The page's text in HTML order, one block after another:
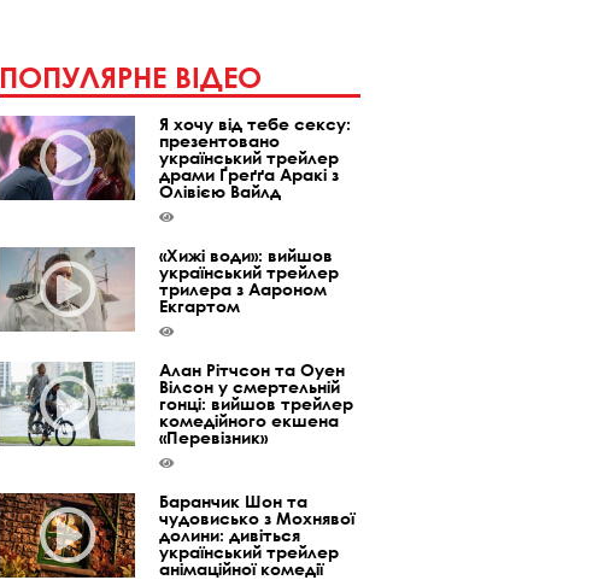
ПОПУЛЯРНЕ ВІДЕО
Я хочу від тебе сексу:
презентовано
український трейлер
драми Ґреґґа Аракі з
Олівією Вайлд
«Хижі води»: вийшов
український трейлер
трилера з Аароном
Екгартом
Алан Рітчсон та Оуен
Вілсон у смертельній
гонці: вийшов трейлер
комедійного екшена
«Перевізник»
Баранчик Шон та
чудовисько з Мохнявої
долини: дивіться
український трейлер
анімаційної комедії